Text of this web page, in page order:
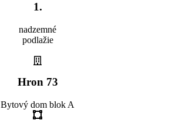
1.
nadzemné
podlažie
Hron 73
Bytový dom blok A